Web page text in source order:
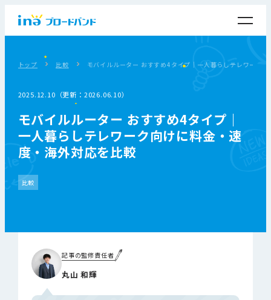
トップ 比較 モバイルルーター おすすめ4タイプ｜一人暮らしテレワーク
2025.12.10（更新：2026.06.10）
モバイルルーター おすすめ4タイプ｜
一人暮らしテレワーク向けに料金・速
度・海外対応を比較
比較
記事の監修責任者
丸山 和輝